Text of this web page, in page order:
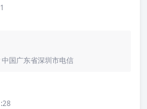
中国广东省深圳市电信